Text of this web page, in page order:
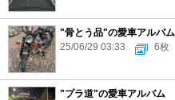
"骨とう品"の愛車アルバム
25/06/29 03:33
6枚
"プラ道"の愛車アルバム